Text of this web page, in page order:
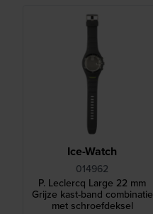
Ice-Watch
014962
P. Leclercq Large 22 mm
Grijze kast-band combinatie
met schroefdeksel